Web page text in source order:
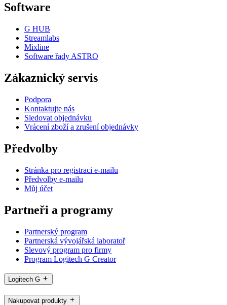
Software
G HUB
Streamlabs
Mixline
Software řady ASTRO
Zákaznický servis
Podpora
Kontaktujte nás
Sledovat objednávku
Vrácení zboží a zrušení objednávky
Předvolby
Stránka pro registraci e-mailu
Předvolby e-mailu
Můj účet
Partneři a programy
Partnerský program
Partnerská vývojářská laboratoř
Slevový program pro firmy
Program Logitech G Creator
Logitech G
Nakupovat produkty